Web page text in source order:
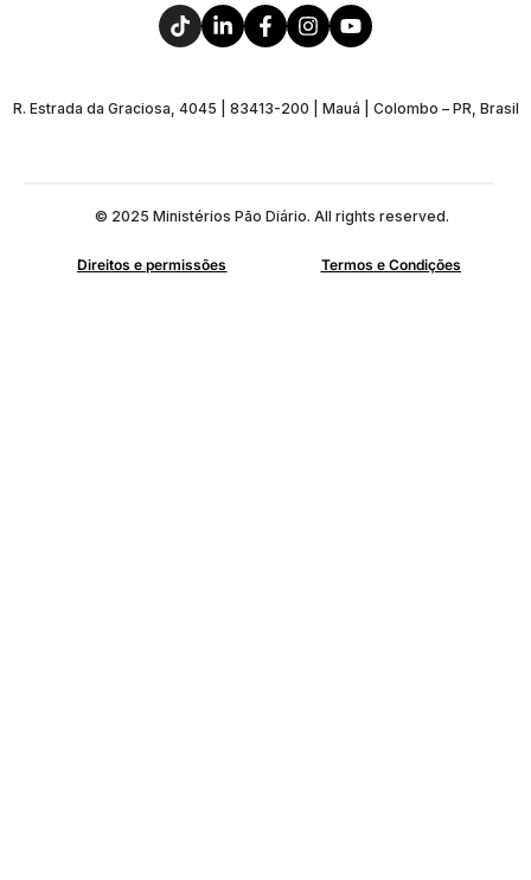
R. Estrada da Graciosa, 4045 | 83413-200 | Mauá | Colombo – PR, Brasil
© 2025 Ministérios Pão Diário. All rights reserved.
Direitos e permissões Termos e Condições